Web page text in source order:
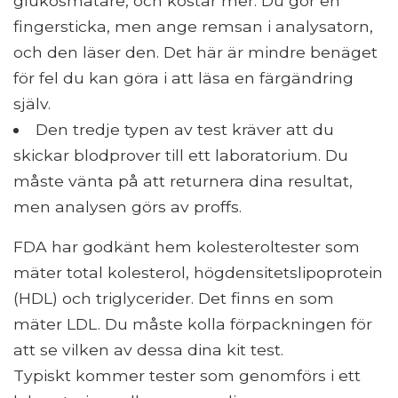
fingersticka, men ange remsan i analysatorn,
och den läser den. Det här är mindre benäget
för fel du kan göra i att läsa en färgändring
själv.
Den tredje typen av test kräver att du
skickar blodprover till ett laboratorium. Du
måste vänta på att returnera dina resultat,
men analysen görs av proffs.
FDA har godkänt hem kolesteroltester som
mäter total kolesterol, högdensitetslipoprotein
(HDL) och triglycerider. Det finns en som
mäter LDL. Du måste kolla förpackningen för
att se vilken av dessa dina kit test.
Typiskt kommer tester som genomförs i ett